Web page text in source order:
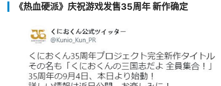
《热血硬派》庆祝游戏发售35周年 新作确定